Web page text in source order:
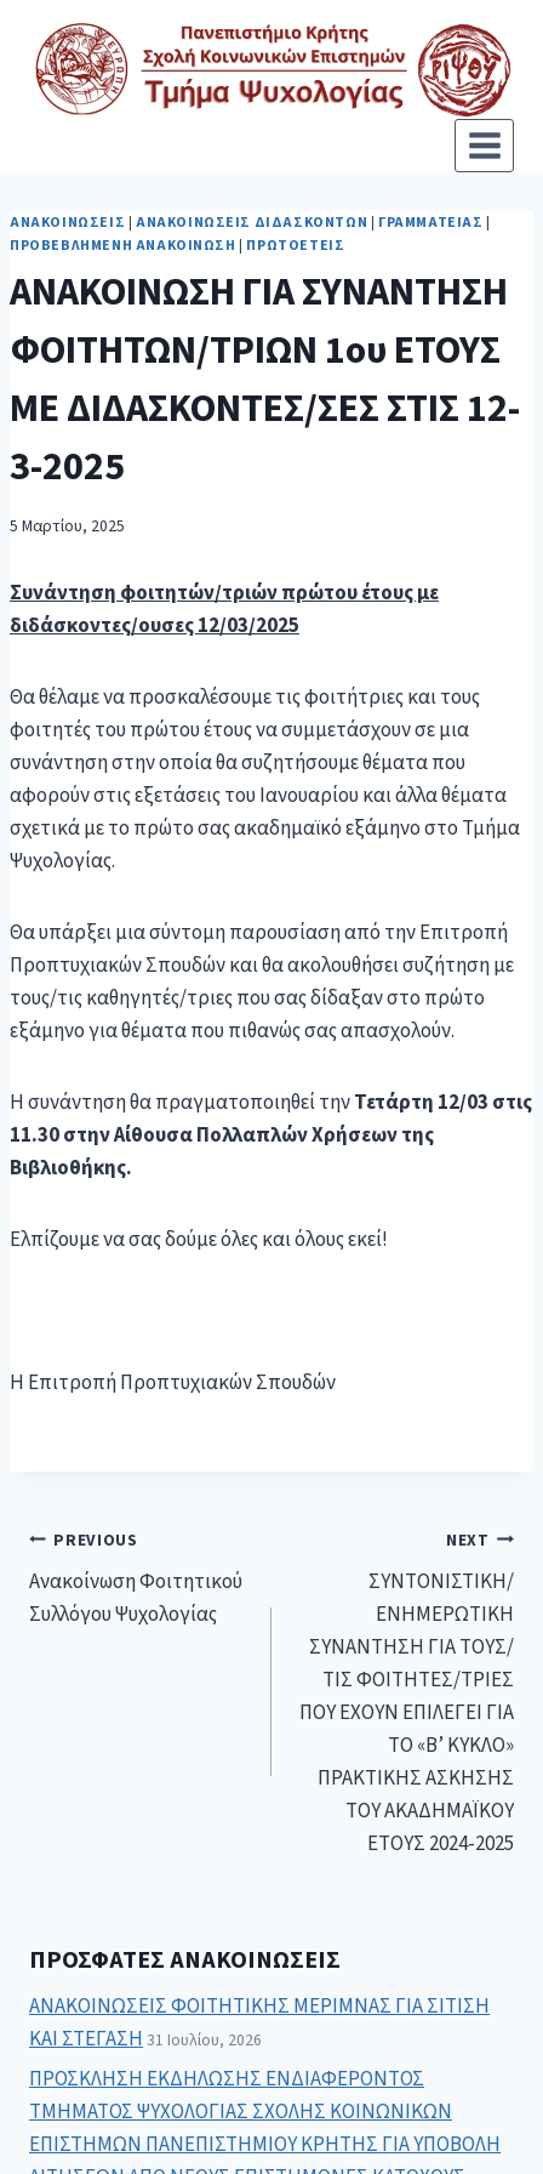
ΑΝΑΚΟΙΝΏΣΕΙΣ | ΑΝΑΚΟΙΝΏΣΕΙΣ ΔΙΔΑΣΚΌΝΤΩΝ | ΓΡΑΜΜΑΤΕΊΑΣ |
ΠΡΟΒΕΒΛΗΜΈΝΗ ΑΝΑΚΟΊΝΩΣΗ | ΠΡΩΤΟΕΤΕΊΣ
ΑΝΑΚΟΙΝΩΣΗ ΓΙΑ ΣΥΝΑΝΤΗΣΗ
ΦΟΙΤΗΤΩΝ/ΤΡΙΩΝ 1ου ΕΤΟΥΣ
ΜΕ ΔΙΔΑΣΚΟΝΤΕΣ/ΣΕΣ ΣΤΙΣ 12-
3-2025
5 Μαρτίου, 2025
Συνάντηση φοιτητών/τριών πρώτου έτους με
διδάσκοντες/ουσες 12/03/2025
Θα θέλαμε να προσκαλέσουμε τις φοιτήτριες και τους
φοιτητές του πρώτου έτους να συμμετάσχουν σε μια
συνάντηση στην οποία θα συζητήσουμε θέματα που
αφορούν στις εξετάσεις του Ιανουαρίου και άλλα θέματα
σχετικά με το πρώτο σας ακαδημαϊκό εξάμηνο στο Τμήμα
Ψυχολογίας.
Θα υπάρξει μια σύντομη παρουσίαση από την Επιτροπή
Προπτυχιακών Σπουδών και θα ακολουθήσει συζήτηση με
τους/τις καθηγητές/τριες που σας δίδαξαν στο πρώτο
εξάμηνο για θέματα που πιθανώς σας απασχολούν.
Η συνάντηση θα πραγματοποιηθεί τηνΤετάρτη 12/03 στις
11.30στην Αίθουσα Πολλαπλών Χρήσεων της
Βιβλιοθήκης.
Ελπίζουμε να σας δούμε όλες και όλους εκεί!
Η Επιτροπή Προπτυχιακών Σπουδών
PREVIOUS
Ανακοίνωση Φοιτητικού
Συλλόγου Ψυχολογίας
NEXT
ΣΥΝΤΟΝΙΣΤΙΚΗ/
ΕΝΗΜΕΡΩΤΙΚΗ
ΣΥΝΑΝΤΗΣΗ ΓΙΑ ΤΟΥΣ/
ΤΙΣ ΦΟΙΤΗΤΕΣ/ΤΡΙΕΣ
ΠΟΥ ΕΧΟΥΝ ΕΠΙΛΕΓΕΙ ΓΙΑ
ΤΟ «B’ ΚΥΚΛΟ»
ΠΡΑΚΤΙΚΗΣ ΑΣΚΗΣΗΣ
ΤΟΥ ΑΚΑΔΗΜΑΪΚΟΥ
ΕΤΟΥΣ 2024-2025
ΠΡΌΣΦΑΤΕΣ ΑΝΑΚΟΙΝΏΣΕΙΣ
ΑΝΑΚΟΙΝΩΣΕΙΣ ΦΟΙΤΗΤΙΚΗΣ ΜΕΡΙΜΝΑΣ ΓΙΑ ΣΙΤΙΣΗ
ΚΑΙ ΣΤΕΓΑΣΗ 31 Ιουλίου, 2026
ΠΡΟΣΚΛΗΣΗ ΕΚΔΗΛΩΣΗΣ ΕΝΔΙΑΦΕΡΟΝΤΟΣ
ΤΜΗΜΑΤΟΣ ΨΥΧΟΛΟΓΙΑΣ ΣΧΟΛΗΣ ΚΟΙΝΩΝΙΚΩΝ
ΕΠΙΣΤΗΜΩΝ ΠΑΝΕΠΙΣΤΗΜΙΟΥ ΚΡΗΤΗΣ ΓΙΑ ΥΠΟΒΟΛΗ